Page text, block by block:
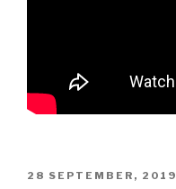
PUBLICERAT
28 SEPTEMBER, 2019